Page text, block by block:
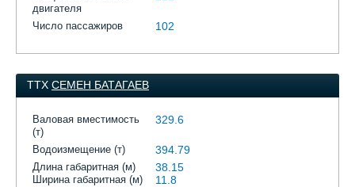
двигателя
Число пассажиров 102
ТТХ СЕМЕН БАТАГАЕВ
Валовая вместимость
(т)
329.6
Водоизмещение (т) 394.79
Длина габаритная (м) 38.15
Ширина габаритная (м) 11.8